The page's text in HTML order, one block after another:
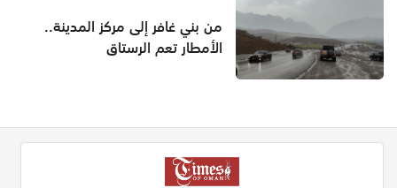
من بني غافر إلى مركز المدينة..
الأمطار تعم الرستاق